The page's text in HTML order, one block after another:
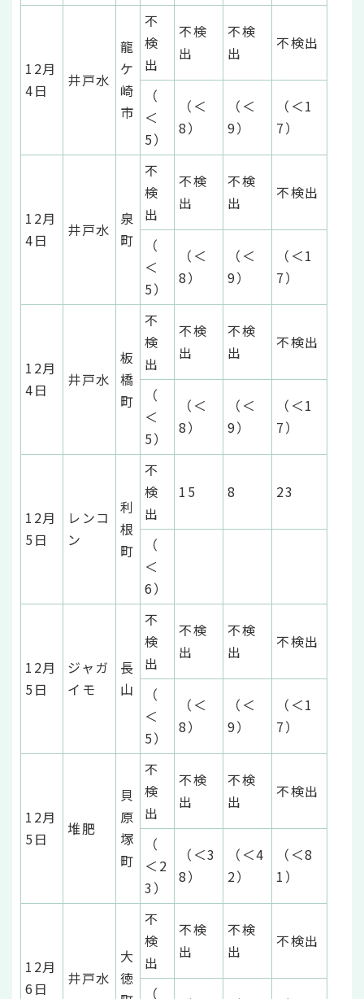
12月
4日
井戸水
龍
ケ
崎
市
不
検
出
不検
出
不検
出
不検出
（
＜
5）
（＜
8）
（＜
9）
（＜1
7）
12月
4日
井戸水
泉
町
不
検
出
不検
出
不検
出
不検出
（
＜
5）
（＜
8）
（＜
9）
（＜1
7）
12月
4日
井戸水
板
橋
町
不
検
出
不検
出
不検
出
不検出
（
＜
5）
（＜
8）
（＜
9）
（＜1
7）
12月
5日
レンコ
ン
利
根
町
不
検
出
15 8 23
（
＜
6）
12月
5日
ジャガ
イモ
長
山
不
検
出
不検
出
不検
出
不検出
（
＜
5）
（＜
8）
（＜
9）
（＜1
7）
12月
5日
堆肥
貝
原
塚
町
不
検
出
不検
出
不検
出
不検出
（
＜2
3）
（＜3
8）
（＜4
2）
（＜8
1）
12月
6日
井戸水
大
徳
不
検
出
不検
出
不検
出
不検出
（